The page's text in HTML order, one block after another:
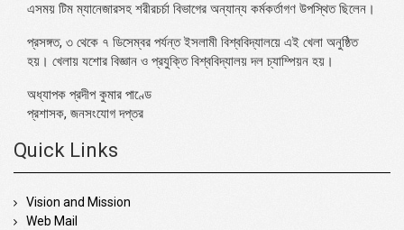
এসময় টিম ম্যানেজারসহ শরীরচর্চা বিভাগের অন্যান্য কর্মকর্তাগণ উপস্থিত ছিলেন।
প্রসঙ্গত, ৩ থেকে ৭ ডিসেম্বর পর্যন্ত ইসলামী বিশ্ববিদ্যালয়ে এই খেলা অনুষ্ঠিত
হয়। খেলায় যশোর বিজ্ঞান ও প্রযুক্তি বিশ্ববিদ্যালয় দল চ্যাম্পিয়ন হয়।
অধ্যাপক প্রদীপ কুমার পাণ্ডে
প্রশাসক, জনসংযোগ দপ্তর
Quick Links
Vision and Mission
Web Mail